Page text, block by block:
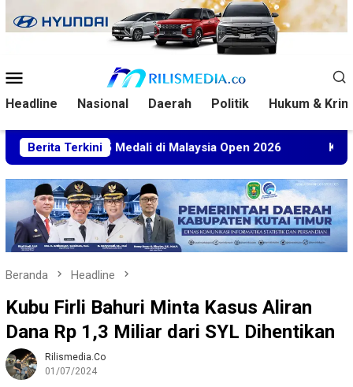
ke
Mobile
Headline Nasional Daerah Politik Hukum &
Berita Terkini
5 Medali di Malaysia Open 2026 Kuasa Hukum BT
Beranda Headline
Kubu Firli Bahuri Minta Kasus Aliran
Dana Rp 1,3 Miliar dari SYL Dihentikan
Rilismedia.co
01/07/2024